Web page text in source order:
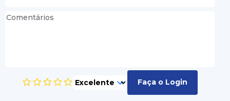
Faça o Login